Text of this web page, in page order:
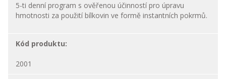
5-ti denní program s ověřenou účinností pro úpravu
hmotnosti za použití bílkovin ve formě instantních pokrmů.
Kód produktu:
2001